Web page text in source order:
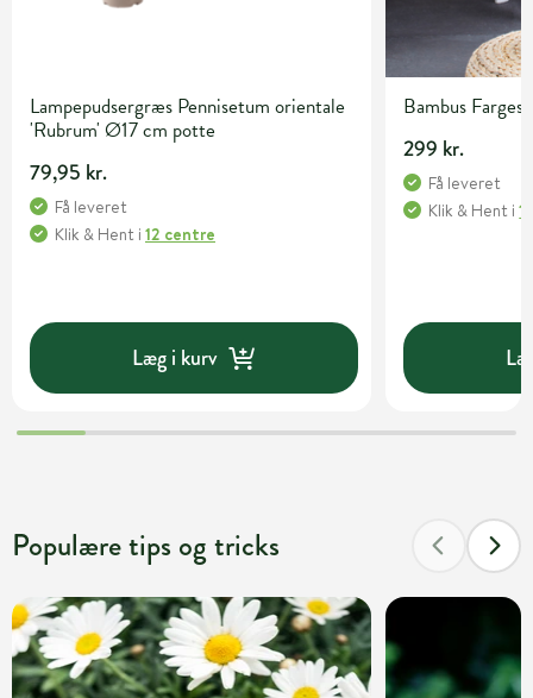
Lampepudsergræs Pennisetum orientale
'Rubrum' Ø17 cm potte
79,95 kr.
Få leveret
Klik & Hent i 12 centre
Læg i kurv
Bambus
299 kr.
Få leveret
Klik & Hent i
Populære tips og tricks